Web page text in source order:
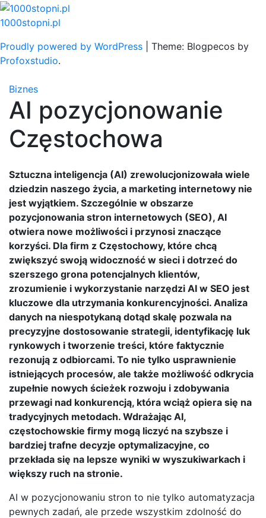
Skip
to
1000stopni.pl
Proudly powered by WordPress
Theme: Blogpecos by
Profoxstudio.
Biznes
AI pozycjonowanie
Częstochowa
Sztuczna inteligencja (AI) zrewolucjonizowała wiele
dziedzin naszego życia, a marketing internetowy nie
jest wyjątkiem. Szczególnie w obszarze
pozycjonowania stron internetowych (SEO), AI
otwiera nowe możliwości i przynosi znaczące
korzyści. Dla firm z Częstochowy, które chcą
zwiększyć swoją widoczność w sieci i dotrzeć do
szerszego grona potencjalnych klientów,
zrozumienie i wykorzystanie narzędzi AI w SEO jest
kluczowe dla utrzymania konkurencyjności. Analiza
danych na niespotykaną dotąd skalę pozwala na
precyzyjne dostosowanie strategii, identyfikację luk
rynkowych i tworzenie treści, które faktycznie
rezonują z odbiorcami. To nie tylko usprawnienie
istniejących procesów, ale także możliwość odkrycia
zupełnie nowych ścieżek rozwoju i zdobywania
przewagi nad konkurencją, która wciąż opiera się na
tradycyjnych metodach. Wdrażając AI,
częstochowskie firmy mogą liczyć na szybsze i
bardziej trafne decyzje optymalizacyjne, co
przekłada się na lepsze wyniki w wyszukiwarkach i
większy ruch na stronie.
AI w pozycjonowaniu stron to nie tylko automatyzacja
pewnych zadań, ale przede wszystkim zdolność do